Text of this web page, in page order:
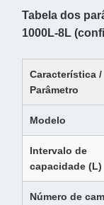
Tabela dos
1000L-8L
Característica /
Parâmetro
Modelo
Intervalo de
capacidade (L)
Número de